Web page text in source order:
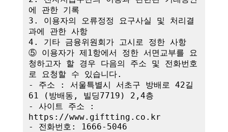
에 관한 기록
3. 이용자의 오류정정 요구사실 및 처리결
과에 관한 사항
4. 기타 금융위원회가 고시로 정한 사항
⑤ 이용자가 제1항에서 정한 서면교부를 요
청하고자 할 경우 다음의 주소 및 전화번호
로 요청할 수 있습니다.
- 주소 : 서울특별시 서초구 방배로 42길
61 (방배동, 빌딩7719) 2,4층
- 사이트 주소 :
https://www.giftting.co.kr
- 전화번호: 1666-5046